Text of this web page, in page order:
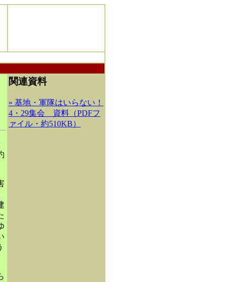
関連資料
» 基地・軍隊はいらない！
4・29集会 資料（PDFフ
ァイル・約510KB）